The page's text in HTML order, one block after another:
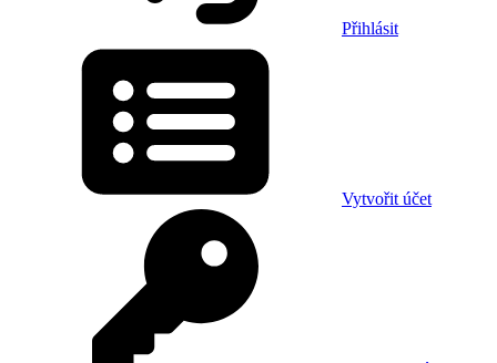
Přihlásit
Vytvořit účet